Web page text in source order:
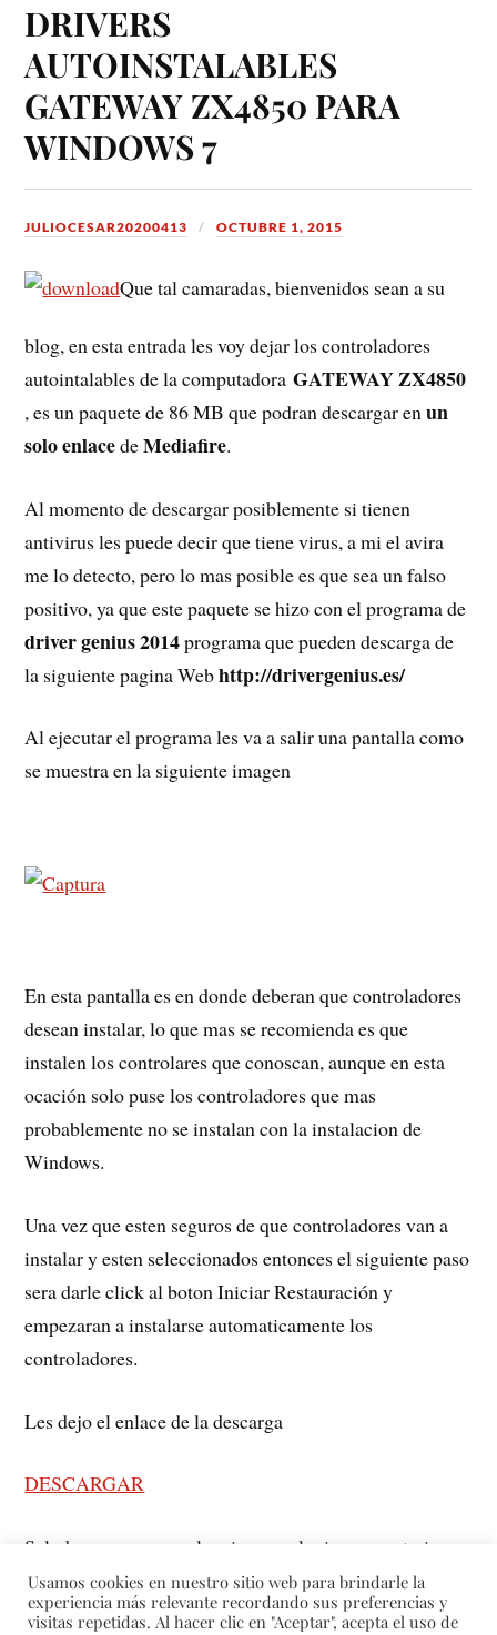
DRIVERS
AUTOINSTALABLES
GATEWAY ZX4850 PARA
WINDOWS 7
JULIOCESAR20200413 OCTUBRE 1, 2015
Que tal camaradas, bienvenidos sean a su
blog, en esta entrada les voy dejar los controladores
autointalables de la computadora GATEWAY ZX4850
, es un paquete de 86 MB que podran descargar enun
solo enlacedeMediafire.
Al momento de descargar posiblemente si tienen
antivirus les puede decir que tiene virus, a mi el avira
me lo detecto, pero lo mas posible es que sea un falso
positivo, ya que este paquete se hizo con el programa de
driver genius 2014programa que pueden descarga de
la siguiente pagina Webhttp://drivergenius.es/
Al ejecutar el programa les va a salir una pantalla como
se muestra en la siguiente imagen
En esta pantalla es en donde deberan que controladores
desean instalar, lo que mas se recomienda es que
instalen los controlares que conoscan, aunque en esta
ocación solo puse los controladores que mas
probablemente no se instalan con la instalacion de
Windows.
Una vez que esten seguros de que controladores van a
instalar y esten seleccionados entonces el siguiente paso
sera darle click al boton Iniciar Restauración y
empezaran a instalarse automaticamente los
controladores.
Les dejo el enlace de la descarga
DESCARGAR
Saludos y espero que les sirva, cualquier comentario
sera bien recibido.
Usamos cookies en nuestro sitio web para brindarle la
experiencia más relevante recordando sus preferencias y
visitas repetidas. Al hacer clic en "Aceptar", acepta el uso de